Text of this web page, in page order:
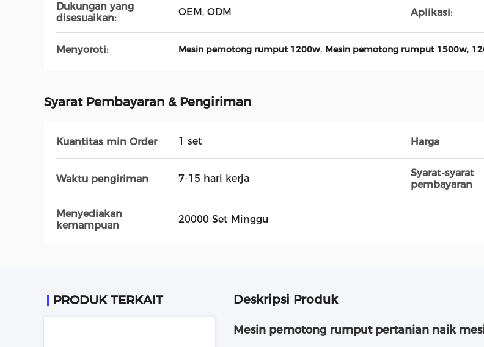
Dukungan yang
disesuaikan:
OEM, ODM Aplikasi:
Menyoroti: Mesin pemotong rumput 1200w, Mesin pemotong rumput 1500w,
Syarat Pembayaran & Pengiriman
Kuantitas min Order 1 set Harga
Waktu pengiriman 7-15 hari kerja
Syarat-syarat
pembayaran
Menyediakan
kemampuan
20000 Set Minggu
PRODUK TERKAIT Deskripsi Produk
Mesin pemotong rumput pertanian naik